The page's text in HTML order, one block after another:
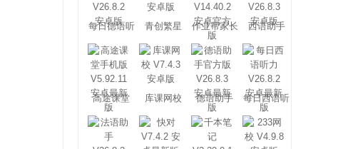
每日德语听
青创繁星
作业帮家长
版
西语助手
高途课堂 库课网校 德语助手
每日西语听
力